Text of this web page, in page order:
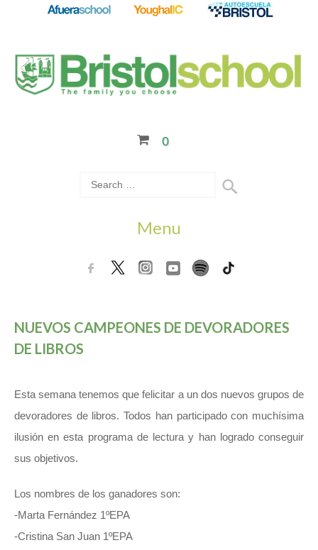
0
Menu
NUEVOS CAMPEONES DE DEVORADORES
DE LIBROS
Esta semana tenemos que felicitar a un dos nuevos grupos de
devoradores de libros. Todos han participado con muchísima
ilusión en esta programa de lectura y han logrado conseguir
sus objetivos.
Los nombres de los ganadores son:
-Marta Fernández 1ºEPA
-Cristina San Juan 1ºEPA